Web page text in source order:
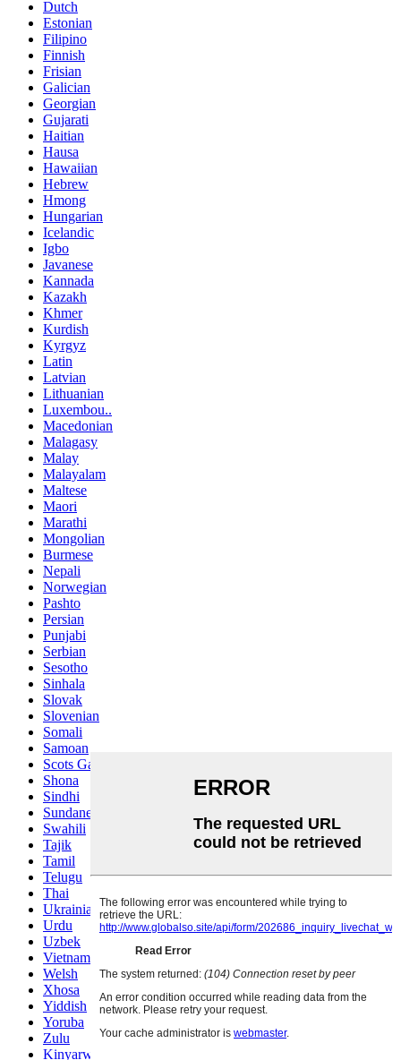
Dutch
Estonian
Filipino
Finnish
Frisian
Galician
Georgian
Gujarati
Haitian
Hausa
Hawaiian
Hebrew
Hmong
Hungarian
Icelandic
Igbo
Javanese
Kannada
Kazakh
Khmer
Kurdish
Kyrgyz
Latin
Latvian
Lithuanian
Luxembou..
Macedonian
Malagasy
Malay
Malayalam
Maltese
Maori
Marathi
Mongolian
Burmese
Nepali
Norwegian
Pashto
Persian
Punjabi
Serbian
Sesotho
Sinhala
Slovak
Slovenian
Somali
Samoan
Scots Gaelic
Shona
Sindhi
Sundanese
Swahili
Tajik
Tamil
Telugu
Thai
Ukrainian
Urdu
Uzbek
Vietnamese
Welsh
Xhosa
Yiddish
Yoruba
Zulu
Kinyarwanda